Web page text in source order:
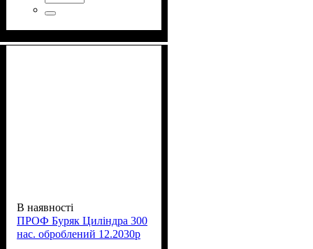
В наявності
ПРОФ Буряк Циліндра 300
нас. оброблений 12.2030р